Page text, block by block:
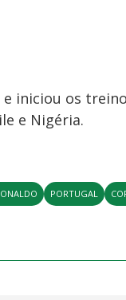
iniciou os
e Nigéria.
PORTUGAL